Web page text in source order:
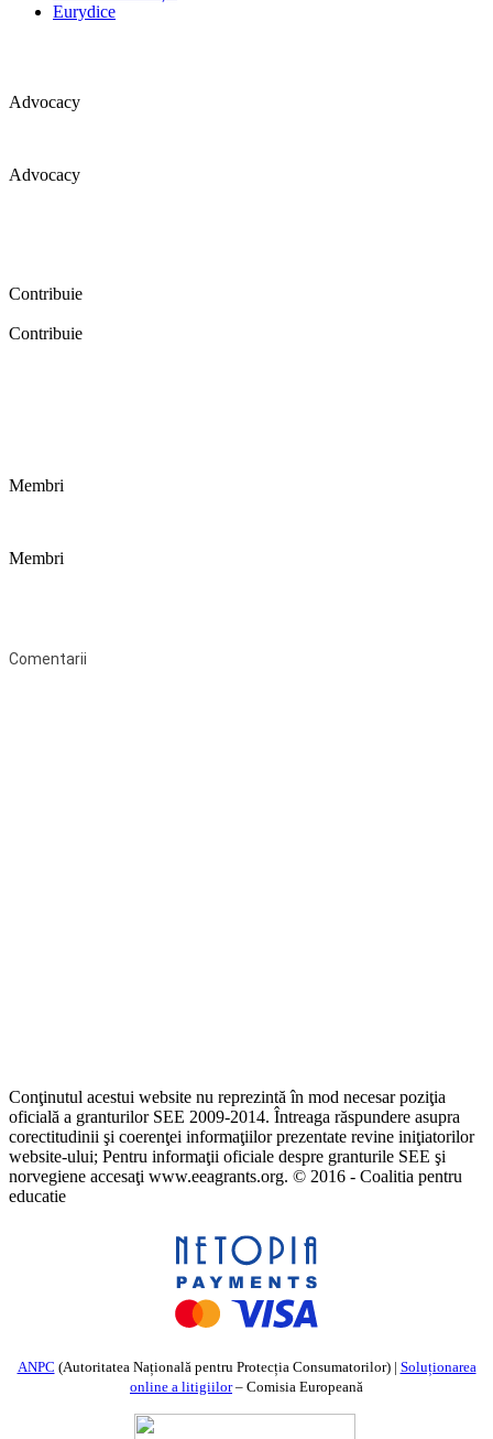
Eurydice
Advocacy
Advocacy
Contribuie
Contribuie
Membri
Membri
Comentarii
Conţinutul acestui website nu reprezintă în mod necesar poziţia
oficială a granturilor SEE 2009-2014. Întreaga răspundere asupra
corectitudinii şi coerenţei informaţiilor prezentate revine iniţiatorilor
website-ului; Pentru informaţii oficiale despre granturile SEE şi
norvegiene accesaţi www.eeagrants.org. © 2016 - Coalitia pentru
educatie
ANPC (Autoritatea Națională pentru Protecția Consumatorilor) | Soluționarea
online a litigiilor– Comisia Europeană